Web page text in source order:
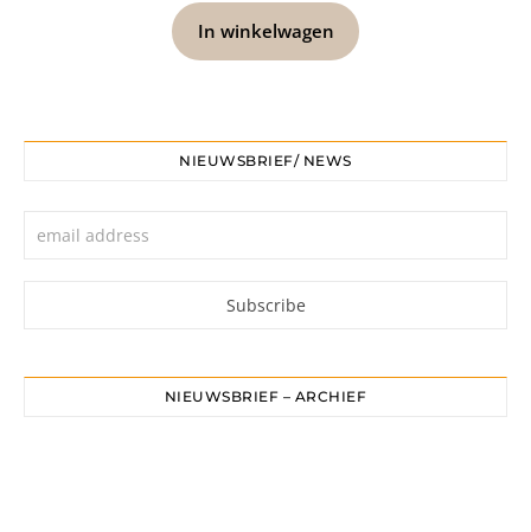
In winkelwagen
NIEUWSBRIEF/ NEWS
NIEUWSBRIEF – ARCHIEF